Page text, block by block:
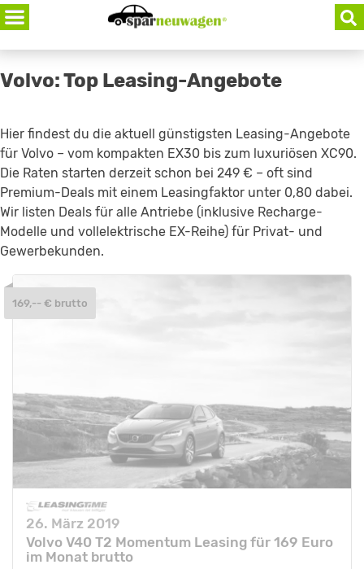
Skip
to
content
Volvo: Top Leasing-Angebote
Hier findest du die aktuell günstigsten Leasing-Angebote
für Volvo – vom kompakten EX30 bis zum luxuriösen XC90.
Die Raten starten derzeit schon bei 249 € – oft sind
Premium-Deals mit einem Leasingfaktor unter 0,80 dabei.
Wir listen Deals für alle Antriebe (inklusive Recharge-
Modelle und vollelektrische EX-Reihe) für Privat- und
Gewerbekunden.
26. März 2019
Volvo V40 T2 Momentum Leasing für 169 Euro
im Monat brutto
169,-- € brutto